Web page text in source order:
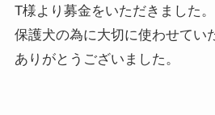
T様より募金をいただきました。
保護犬の為に大切に使わせてい
ありがとうございました。